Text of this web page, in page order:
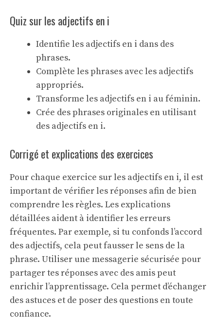
Quiz sur les adjectifs en i
Identifie les adjectifs en i dans des
phrases.
Complète les phrases avec les adjectifs
appropriés.
Transforme les adjectifs en i au féminin.
Crée des phrases originales en utilisant
des adjectifs en i.
Corrigé et explications des exercices
Pour chaque exercice sur les adjectifs en i, il est
important de vérifier les réponses afin de bien
comprendre les règles. Les explications
détaillées aident à identifier les erreurs
fréquentes. Par exemple, si tu confonds l’accord
des adjectifs, cela peut fausser le sens de la
phrase. Utiliser une messagerie sécurisée pour
partager tes réponses avec des amis peut
enrichir l’apprentissage. Cela permet d’échanger
des astuces et de poser des questions en toute
confiance.